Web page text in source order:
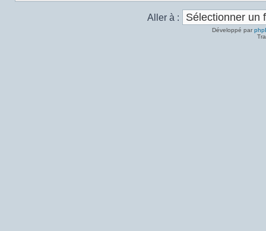
Aller à :
Développé par